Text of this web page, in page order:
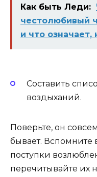
Как быть Леди:
честолюбивый
и что означает,
Составить
воздыханий.
Поверьте, он
бывает. Вспомните
поступки
перечитывайте их